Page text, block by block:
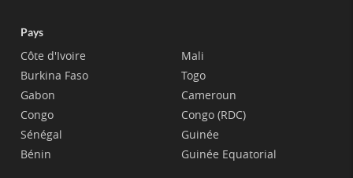
Pays
Côte d'Ivoire
Burkina Faso
Gabon
Congo
Sénégal
Bénin
Mali
Togo
Cameroun
Congo (RDC)
Guinée
Guinée Equatorial